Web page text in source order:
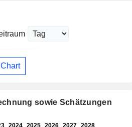
sowie Schätzungen